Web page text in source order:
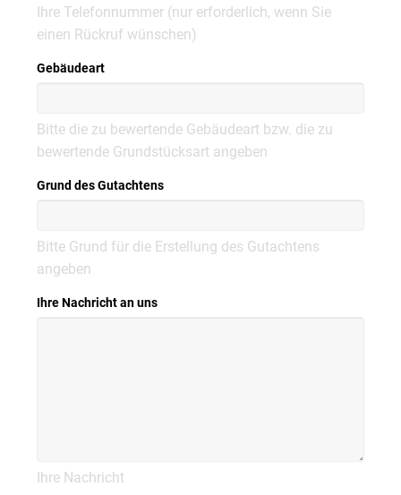
Ihre Telefonnummer (nur erforderlich, wenn Sie
einen Rückruf wünschen)
Gebäudeart
Bitte die zu bewertende Gebäudeart bzw. die zu
bewertende Grundstücksart angeben
Grund des Gutachtens
Bitte Grund für die Erstellung des Gutachtens
angeben
Ihre Nachricht an uns
Ihre Nachricht